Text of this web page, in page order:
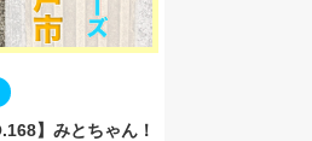
】みとちゃん！